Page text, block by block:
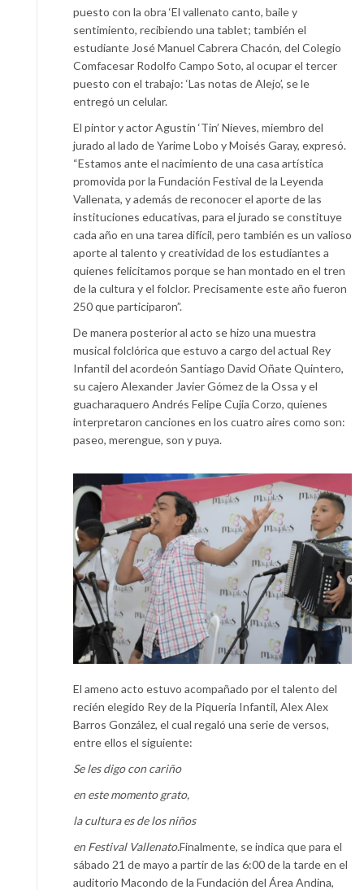
puesto con la obra ‘El vallenato canto, baile y
sentimiento, recibiendo una tablet; también el
estudiante José Manuel Cabrera Chacón, del Colegio
Comfacesar Rodolfo Campo Soto, al ocupar el tercer
puesto con el trabajo: ‘Las notas de Alejo’, se le
entregó un celular.
El pintor y actor Agustín ‘Tin’ Nieves, miembro del
jurado al lado de Yarime Lobo y Moisés Garay, expresó.
“Estamos ante el nacimiento de una casa artística
promovida por la Fundación Festival de la Leyenda
Vallenata, y además de reconocer el aporte de las
instituciones educativas, para el jurado se constituye
cada año en una tarea difícil, pero también es un valioso
aporte al talento y creatividad de los estudiantes a
quienes felicitamos porque se han montado en el tren
de la cultura y el folclor. Precisamente este año fueron
250 que participaron”.
De manera posterior al acto se hizo una muestra
musical folclórica que estuvo a cargo del actual Rey
Infantil del acordeón Santiago David Oñate Quintero,
su cajero Alexander Javier Gómez de la Ossa y el
guacharaquero Andrés Felipe Cujia Corzo, quienes
interpretaron canciones en los cuatro aires como son:
paseo, merengue, son y puya.
El ameno acto estuvo acompañado por el talento del
recién elegido Rey de la Piqueria Infantil, Alex Alex
Barros González, el cual regaló una serie de versos,
entre ellos el siguiente:
Se les digo con cariño
en este momento grato,
la cultura es de los niños
en Festival Vallenato.Finalmente, se indica que para el
sábado 21 de mayo a partir de las 6:00 de la tarde en el
auditorio Macondo de la Fundación del Área Andina,